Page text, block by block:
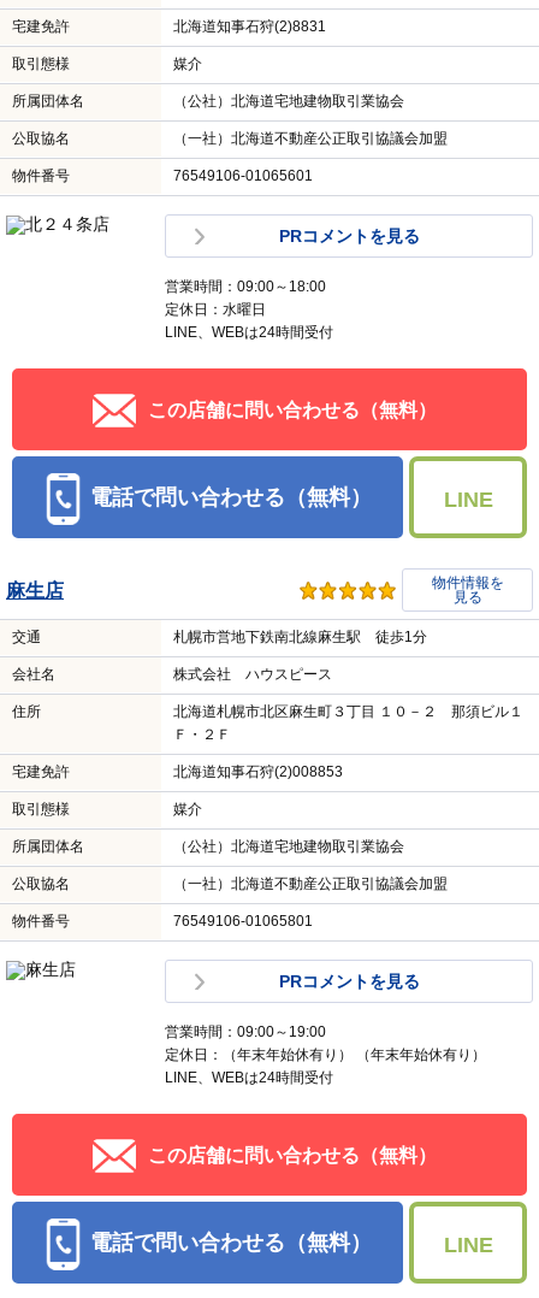
宅建免許 北海道知事石狩(2)8831
取引態様 媒介
所属団体名 （公社）北海道宅地建物取引業協会
公取協名 （一社）北海道不動産公正取引協議会加盟
物件番号 76549106-01065601
PRコメントを見る
営業時間：09:00～18:00
定休日：水曜日
LINE、WEBは24時間受付
この店舗に問い合わせる（無料）
電話で問い合わせる（無料） LINE
麻生店
物件情報を
見る
交通 札幌市営地下鉄南北線麻生駅 徒歩1分
会社名 株式会社 ハウスピース
住所
北海道札幌市北区麻生町３丁目 １０－２ 那須ビル１
Ｆ・２Ｆ
宅建免許 北海道知事石狩(2)008853
取引態様 媒介
所属団体名 （公社）北海道宅地建物取引業協会
公取協名 （一社）北海道不動産公正取引協議会加盟
物件番号 76549106-01065801
PRコメントを見る
営業時間：09:00～19:00
定休日：（年末年始休有り） （年末年始休有り）
LINE、WEBは24時間受付
この店舗に問い合わせる（無料）
電話で問い合わせる（無料） LINE